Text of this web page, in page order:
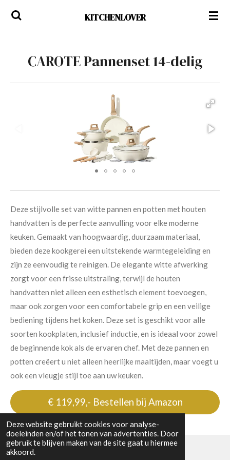
Deze website gebruikt cookies voor analyse-
doeleinden en/of het tonen van advertenties. Door
gebruik te blijven maken van de site gaat u hiermee
akkoord.
Ga
hoofdinhoud
KITCHENLOVER
CAROTE Pannenset 14-delig
Deze stijlvolle set van witte pannen en potten met houten
handvatten is de perfecte aanvulling voor elke moderne
keuken. Gemaakt van hoogwaardig, duurzaam materiaal,
bieden deze kookgerei een uitstekende warmtegeleiding en
zijn ze eenvoudig te reinigen. De elegante witte afwerking
zorgt voor een frisse uitstraling, terwijl de houten
handvatten niet alleen een esthetisch element toevoegen,
maar ook zorgen voor een comfortabele grip en een veilige
bediening tijdens het koken. Deze set is geschikt voor alle
soorten kookplaten, inclusief inductie, en is ideaal voor zowel
de beginnende kok als de ervaren chef. Met deze pannen en
potten creëert u niet alleen heerlijke maaltijden, maar voegt u
ook een vleugje stijl toe aan uw keuken.
€ 119,99,- Bestellen bij Amazon